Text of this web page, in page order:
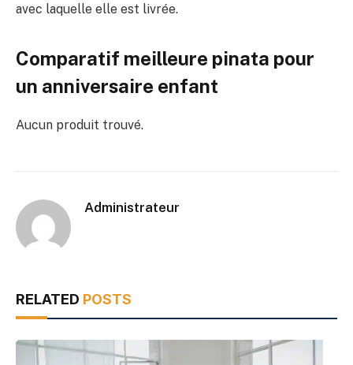
avec laquelle elle est livrée.
Comparatif meilleure pinata pour
un anniversaire enfant
Aucun produit trouvé.
Administrateur
RELATED POSTS